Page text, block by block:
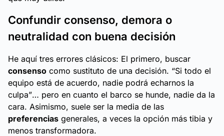
Confundir consenso, demora o
neutralidad con buena decisión
He aquí tres errores clásicos: El primero, buscar
consenso como sustituto de una decisión. “Si todo el
equipo está de acuerdo, nadie podrá echarnos la
culpa”… pero en cuanto el barco se hunde, nadie da la
cara. Asimismo, suele ser la media de las
preferencias generales, a veces la opción más tibia y
menos transformadora.